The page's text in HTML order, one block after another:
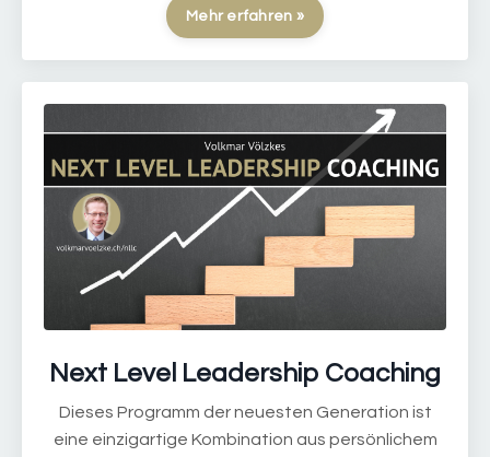
Mehr erfahren »
Next Level Leadership Coaching
Dieses Programm der neuesten Generation ist
eine einzigartige Kombination aus persönlichem